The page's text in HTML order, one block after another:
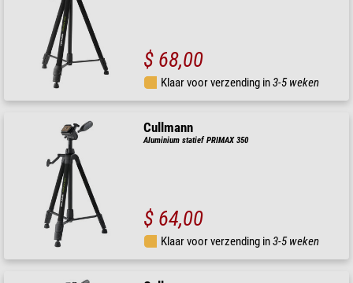
$ 68,00
Klaar voor verzending in3-5 weken
Cullmann
Aluminium statief PRIMAX 350
$ 64,00
Klaar voor verzending in3-5 weken